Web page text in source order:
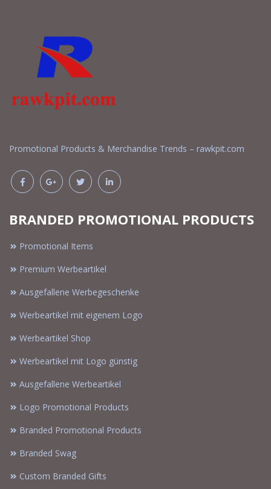
Promotional Products & Merchandise Trends – rawkpit.com
BRANDED PROMOTIONAL PRODUCTS
Promotional Items
Premium Werbeartikel
Ausgefallene Werbegeschenke
Werbeartikel mit eigenem Logo
Werbeartikel Shop
Werbeartikel mit Logo günstig
Ausgefallene Werbeartikel
Logo Promotional Products
Branded Promotional Products
Branded Swag
Custom Branded Gifts